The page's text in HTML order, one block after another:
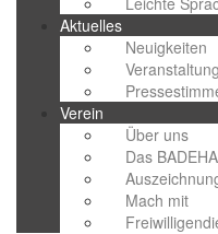
Aktuelles
Neuigkeiten
Verein
Über uns
Das
Mach mit